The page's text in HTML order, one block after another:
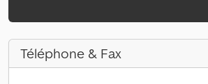
Téléphone & Fax